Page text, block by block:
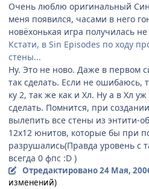
Очень люблю оригинальный
меня появился, часами в него
новёхонькая игра получилась
Кстати, в Sin Episodes по ходу
стены...
Ну. Это не ново. Даже в первом
так сделать. Если не ошибаюсь,
ку 2, так же как и Хл. Ну а в Хл
сделать. Помнится, при
вылепить все стены из энтити-
12х12 юнитов, которые бы при
разрушались(Правда уровень с
всегда 0 фпс :D )
Отредактировано24 Мая,
изменений)